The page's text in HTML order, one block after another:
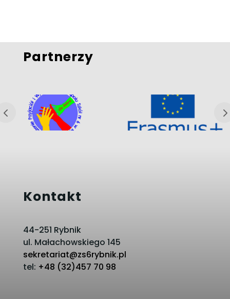
Partnerzy
Kontakt
44-251 Rybnik
ul. Małachowskiego 145
sekretariat@zs6rybnik.pl
tel: +48 (32)457 70 98